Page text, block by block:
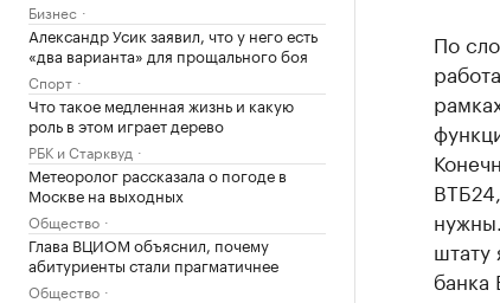
Бизнес
Александр Усик заявил, что у него есть
«два варианта» для прощального боя
Спорт
Что такое медленная жизнь и какую
роль в этом играет дерево
РБК и Старквуд
Метеоролог рассказала о погоде в
Москве на выходных
Общество
Глава ВЦИОМ объяснил, почему
абитуриенты стали прагматичнее
Общество
По
банка